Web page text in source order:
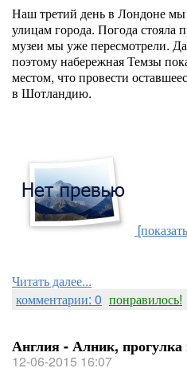
Наш третий день в Лондоне мы
улицам города. Погода стояла
музеи мы уже пересмотрели.
поэтому набережная Темзы
местом, что провести
в Шотландию.
Читать далее...
комментарии: 0 понравилось!
Англия - Алник, прогулка
12-06-2015 16:07